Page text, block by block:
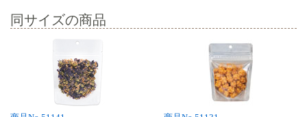
同サイズの商品